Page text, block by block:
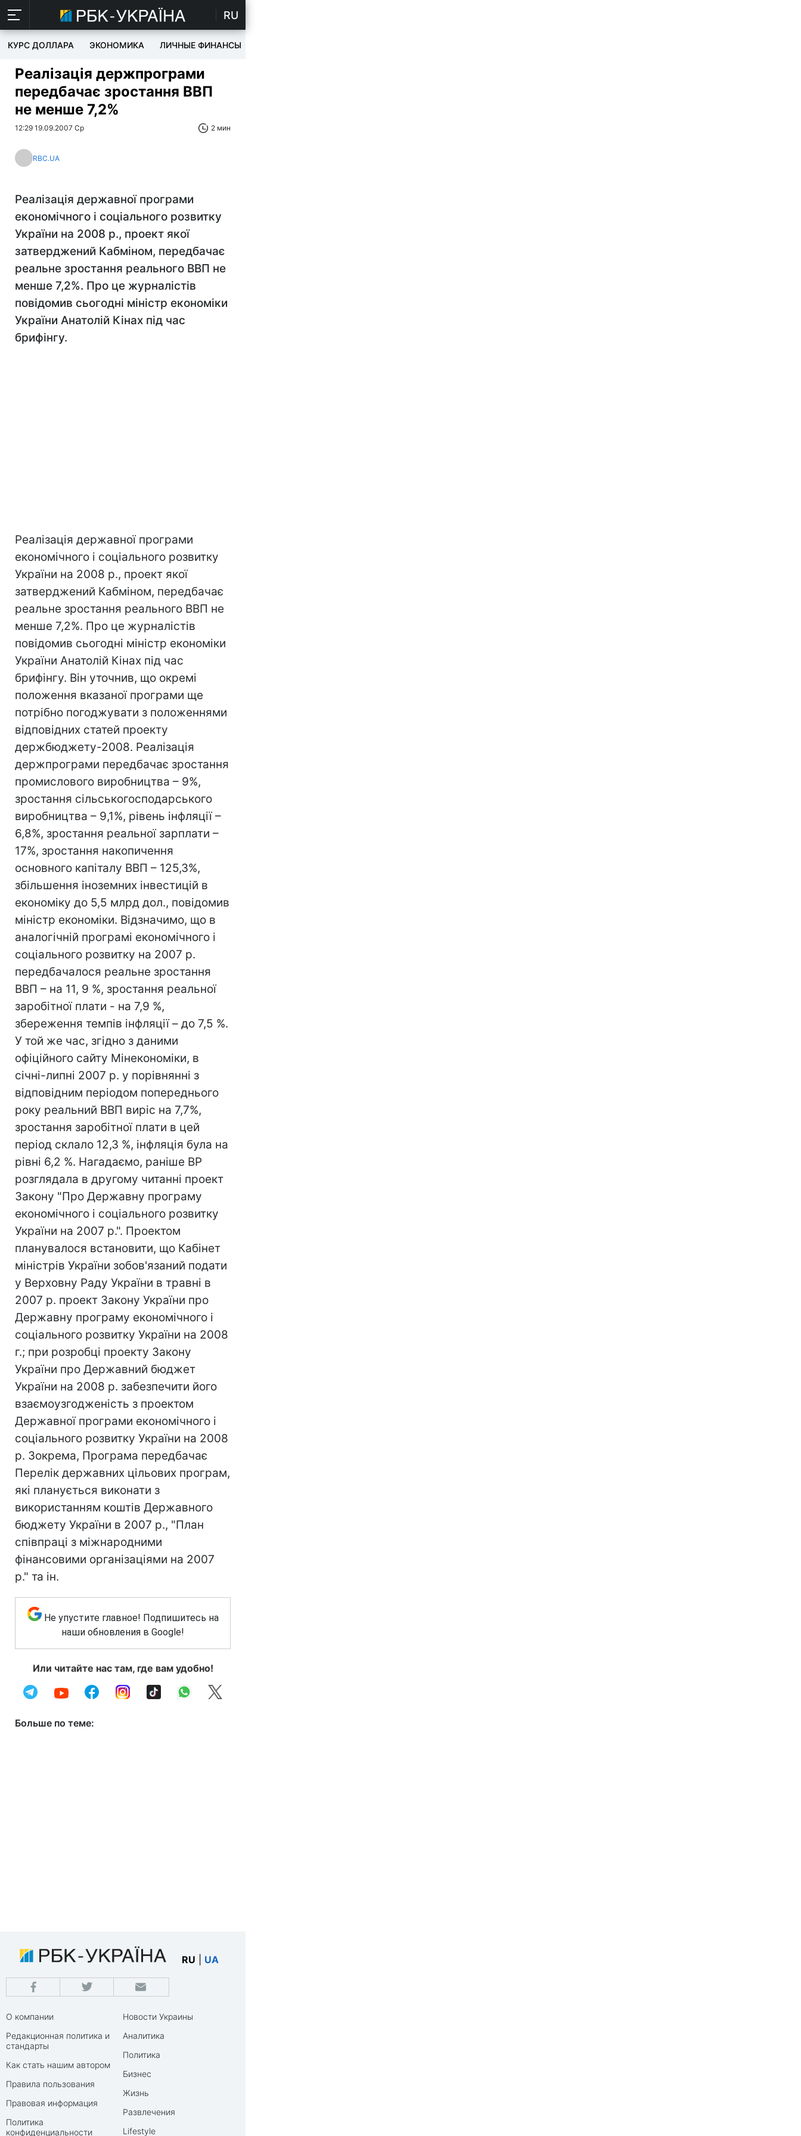
RU
КУРС ДОЛЛАРА ЭКОНОМИКА ЛИЧНЫЕ ФИНАНСЫ
Реалізація держпрограми
передбачає зростання ВВП
не менше 7,2%
12:29 19.09.2007 Ср 2 мин
RBC.UA
Реалізація державної програми
економічного і соціального розвитку
України на 2008 р., проект якої
затверджений Кабміном, передбачає
реальне зростання реального ВВП не
менше 7,2%. Про це журналістів
повідомив сьогодні міністр економіки
України Анатолій Кінах під час
брифінгу.
Реалізація державної програми
економічного і соціального розвитку
України на 2008 р., проект якої
затверджений Кабміном, передбачає
реальне зростання реального ВВП не
менше 7,2%. Про це журналістів
повідомив сьогодні міністр економіки
України Анатолій Кінах під час
брифінгу. Він уточнив, що окремі
положення вказаної програми ще
потрібно погоджувати з положеннями
відповідних статей проекту
держбюджету-2008. Реалізація
держпрограми передбачає зростання
промислового виробництва – 9%,
зростання сільськогосподарського
виробництва – 9,1%, рівень інфляції –
6,8%, зростання реальної зарплати –
17%, зростання накопичення
основного капіталу ВВП – 125,3%,
збільшення іноземних інвестицій в
економіку до 5,5 млрд дол., повідомив
міністр економіки. Відзначимо, що в
аналогічній програмі економічного і
соціального розвитку на 2007 р.
передбачалося реальне зростання
ВВП – на 11, 9 %, зростання реальної
заробітної плати - на 7,9 %,
збереження темпів інфляції – до 7,5 %.
У той же час, згідно з даними
офіційного сайту Мінекономіки, в
січні-липні 2007 р. у порівнянні з
відповідним періодом попереднього
року реальний ВВП виріс на 7,7%,
зростання заробітної плати в цей
період склало 12,3 %, інфляція була на
рівні 6,2 %. Нагадаємо, раніше ВР
розглядала в другому читанні проект
Закону "Про Державну програму
економічного і соціального розвитку
України на 2007 р.". Проектом
планувалося встановити, що Кабінет
міністрів України зобов'язаний подати
у Верховну Раду України в травні в
2007 р. проект Закону України про
Державну програму економічного і
соціального розвитку України на 2008
г.; при розробці проекту Закону
України про Державний бюджет
України на 2008 р. забезпечити його
взаємоузгодженість з проектом
Державної програми економічного і
соціального розвитку України на 2008
р. Зокрема, Програма передбачає
Перелік державних цільових програм,
які планується виконати з
використанням коштів Державного
бюджету України в 2007 р., "План
співпраці з міжнародними
фінансовими організаціями на 2007
р." та ін.
Не упустите главное! Подпишитесь на
наши обновления в Google!
Или читайте нас там, где вам удобно!
Больше по теме:
RU UA
О компании
Редакционная политика и
стандарты
Как стать нашим автором
Правила пользования
Правовая информация
Политика
конфиденциальности
Новости Украины
Аналитика
Политика
Бизнес
Жизнь
Развлечения
Lifestyle